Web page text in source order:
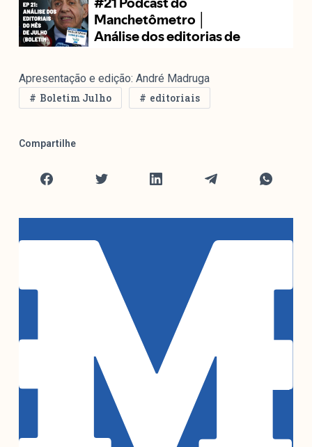
cobertura da grande mídia sobre temas de economia e
no Instituto de Estudos Sociais e Políticos (IESP) da
Universidade do Estado do Rio de Janeiro (UERJ). O
Manchetômetro não tem filiação com partidos ou grupos
econômicos.
Na Mídia
Parcerias
Contato
Parceria
Apresentação e edição: André Madruga
Boletim Julho
editoriais
Compartilhe